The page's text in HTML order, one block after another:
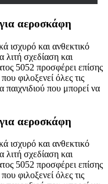
αεροσκάφη
ισχυρό και ανθεκτικό
λιτή σχεδίαση και
5052 προσφέρει επίσης
φιλοξενεί όλες τις
παιχνιδιού που μπορεί να
αεροσκάφη
ισχυρό και ανθεκτικό
λιτή σχεδίαση και
5052 προσφέρει επίσης
φιλοξενεί όλες τις